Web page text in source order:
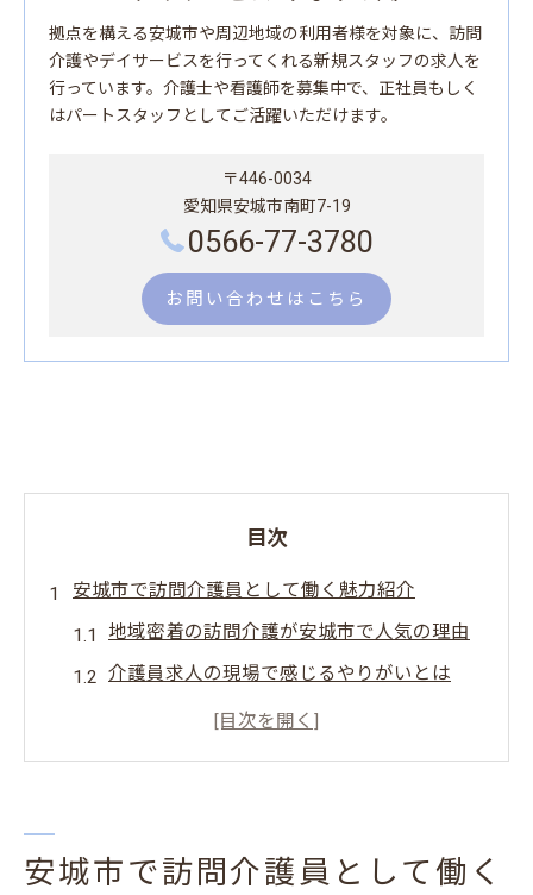
拠点を構える安城市や周辺地域の利用者様を対象に、訪問
介護やデイサービスを行ってくれる新規スタッフの求人を
行っています。介護士や看護師を募集中で、正社員もしく
はパートスタッフとしてご活躍いただけます。
〒446-0034
愛知県安城市南町7-19
0566-77-3780
お問い合わせはこちら
目次
安城市で訪問介護員として働く魅力紹介
地域密着の訪問介護が安城市で人気の理由
介護員求人の現場で感じるやりがいとは
安城市で訪問介護員が活躍できる環境
訪問介護員求人が女性に選ばれる背景
フルタイム介護求人を探す女性必見のポイント
安城市で訪問介護員として働く